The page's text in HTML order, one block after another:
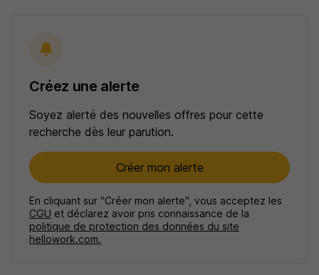
Créez une alerte
Soyez alerté des nouvelles offres pour cette
recherche dès leur parution.
Créer mon alerte
En cliquant sur "Créer mon alerte", vous acceptez les
CGU et déclarez avoir pris connaissance de la
politique de protection des données du site
hellowork.com.